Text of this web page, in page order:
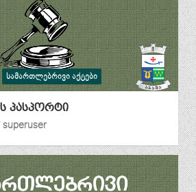
ᲡᲐᲛᲐᲠᲗᲚᲔᲑᲠᲘᲕᲘ ᲐᲥᲢᲔᲑᲘ
პასპორტი
superuser